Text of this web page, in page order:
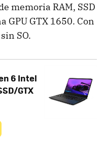
memoria RAM, SSD
GPU GTX 1650. Con
SO.
6 Intel
GTX